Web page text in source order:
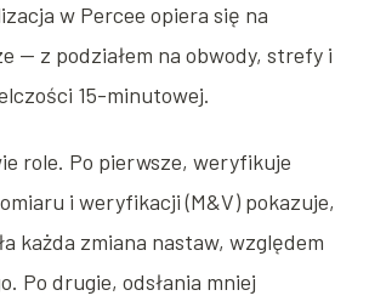
w Percee opiera się na
— z podziałem na obwody, strefy i
15-minutowej.
role. Po pierwsze, weryfikuje
i weryfikacji (M&V) pokazuje,
każda zmiana nastaw, względem
Po drugie, odsłania mniej